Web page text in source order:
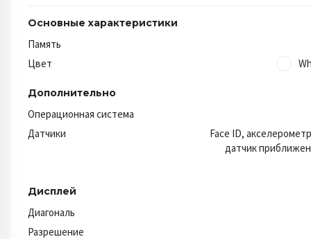
Основные характеристики
Память
Цвет
Дополнительно
Операционная система
Датчики
Face ID,
датчик
Дисплей
Диагональ
Разрешение